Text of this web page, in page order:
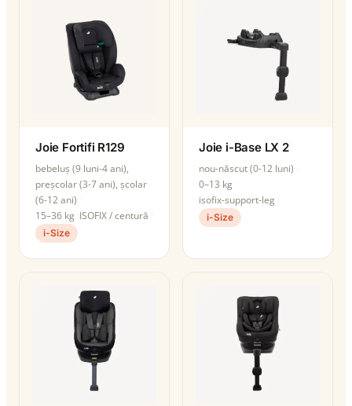
Joie Fortifi R129
bebeluș (9 luni-4 ani),
preșcolar (3-7 ani), școlar
(6-12 ani)
15–36 kg ISOFIX / centură
i-Size
Joie i-Base LX 2
nou-născut (0-12 luni)
0–13 kg
isofix-support-leg
i-Size